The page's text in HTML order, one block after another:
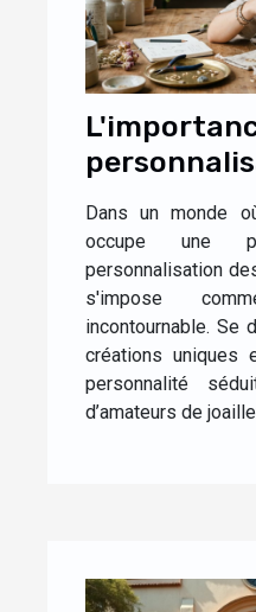
les bijoux
Dans un monde
occupe une
personnalisation
s'impose
incontournable. Se
créations uniques
personnalité
d’amateurs de